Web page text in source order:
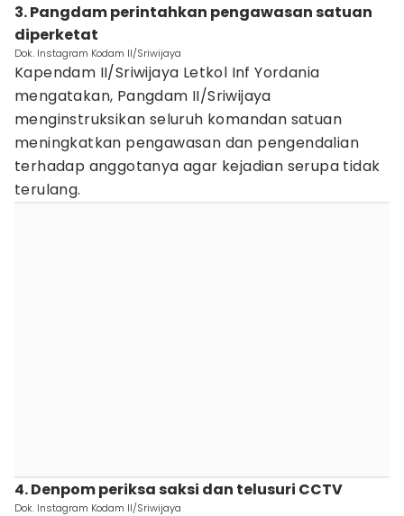
3. Pangdam perintahkan pengawasan satuan
diperketat
Dok. Instagram Kodam II/Sriwijaya
Kapendam II/Sriwijaya Letkol Inf Yordania
mengatakan, Pangdam II/Sriwijaya
menginstruksikan seluruh komandan satuan
meningkatkan pengawasan dan pengendalian
terhadap anggotanya agar kejadian serupa tidak
terulang.
4. Denpom periksa saksi dan telusuri CCTV
Dok. Instagram Kodam II/Sriwijaya